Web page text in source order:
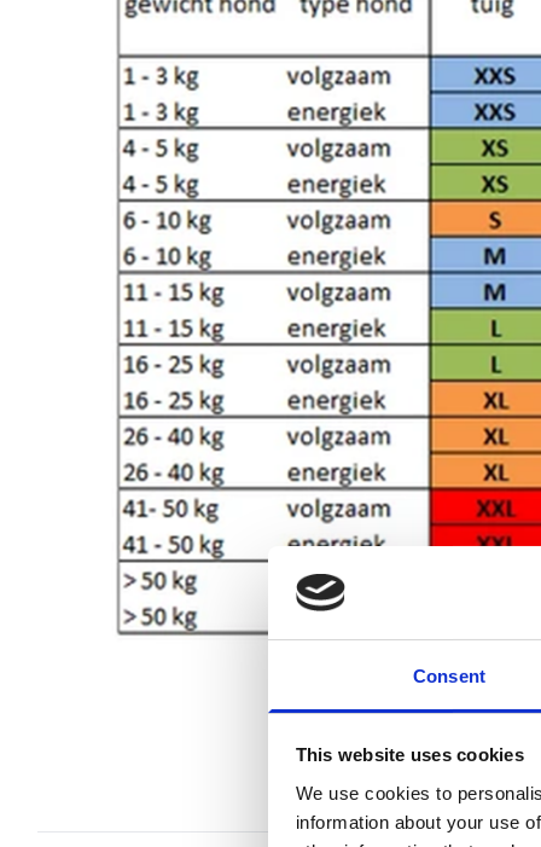
Consent
This website uses cookies
We use cookies to
information about your use